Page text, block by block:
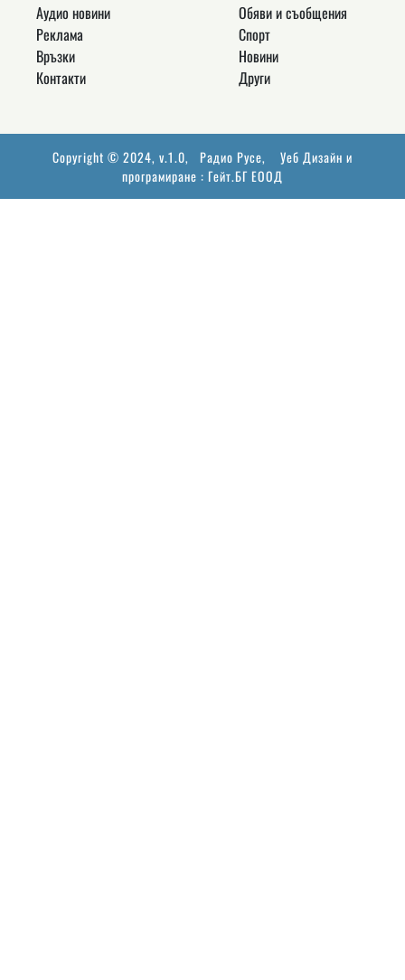
Аудио новини
Реклама
Връзки
Контакти
Обяви и съобщения
Спорт
Новини
Други
Copyright © 2024, v.1.0, Радио Русе, Уеб Дизайн и
програмиране : Гейт.БГ ЕООД